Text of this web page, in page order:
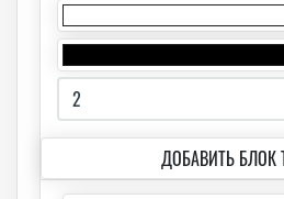
ДОБАВИТЬ БЛОК